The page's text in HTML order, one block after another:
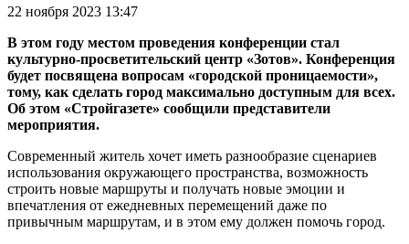
22 ноября 2023 13:47
В этом году местом проведения конференции стал
культурно-просветительский центр «Зотов». Конференция
будет посвящена вопросам «городской проницаемости»,
тому, как сделать город максимально доступным для всех.
Об этом «Стройгазете» сообщили представители
мероприятия.
Современный житель хочет иметь разнообразие сценариев
использования окружающего пространства, возможность
строить новые маршруты и получать новые эмоции и
впечатления от ежедневных перемещений даже по
привычным маршрутам, и в этом ему должен помочь город.